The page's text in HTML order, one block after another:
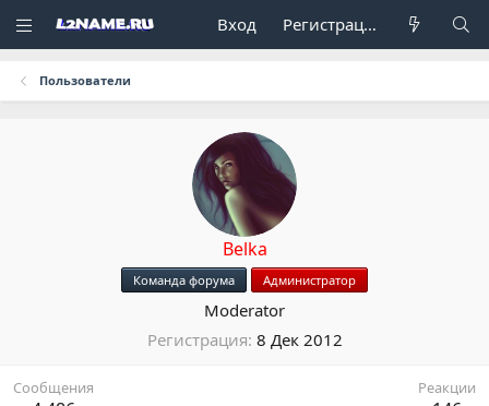
Вход Регистрация
Пользователи
Belka
Команда форума Администратор
Moderator
Регистрация 8 Дек 2012
Сообщения Реакции